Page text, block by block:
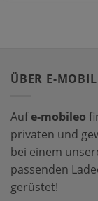
ÜBER E-
Aufe-mobileo
privaten und
bei einem
passenden
gerüstet!